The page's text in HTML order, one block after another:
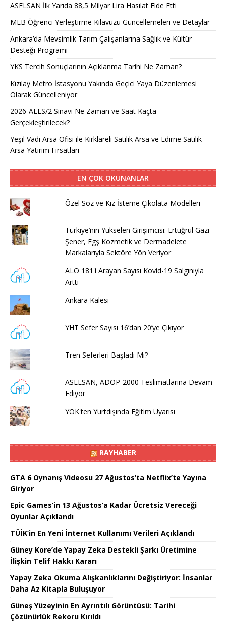
ASELSAN İlk Yarıda 88,5 Milyar Lira Hasılat Elde Etti
MEB Öğrenci Yerleştirme Kılavuzu Güncellemeleri ve Detaylar
Ankara’da Mevsimlik Tarım Çalışanlarına Sağlık ve Kültür
Desteği Programı
YKS Tercih Sonuçlarının Açıklanma Tarihi Ne Zaman?
Kızılay Metro İstasyonu Yakında Geçici Yaya Düzenlemesi
Olarak Güncelleniyor
2026-ALES/2 Sınavı Ne Zaman ve Saat Kaçta
Gerçekleştirilecek?
Yeşil Vadi Arsa Ofisi ile Kırklareli Satılık Arsa ve Edirne Satılık
Arsa Yatırım Fırsatları
EN ÇOK OKUNANLAR
Özel Söz ve Kız İsteme Çikolata Modelleri
Türkiye’nin Yükselen Girişimcisi: Ertuğrul Gazi
Şener, Egş Kozmetik ve Dermadelete
Markalarıyla Sektöre Yön Veriyor
ALO 181'i Arayan Sayısı Kovid-19 Salgınıyla
Arttı
Ankara Kalesi
YHT Sefer Sayısı 16’dan 20’ye Çıkıyor
Tren Seferleri Başladı Mı?
ASELSAN, ADOP-2000 Teslimatlarına Devam
Ediyor
YÖK'ten Yurtdışında Eğitim Uyarısı
RAYHABER
GTA 6 Oynanış Videosu 27 Ağustos’ta Netflix’te Yayına
Giriyor
Epic Games’in 13 Ağustos’a Kadar Ücretsiz Vereceği
Oyunlar Açıklandı
TÜİK’in En Yeni İnternet Kullanımı Verileri Açıklandı
Güney Kore’de Yapay Zeka Destekli Şarkı Üretimine
İlişkin Telif Hakkı Kararı
Yapay Zeka Okuma Alışkanlıklarını Değiştiriyor: İnsanlar
Daha Az Kitapla Buluşuyor
Güneş Yüzeyinin En Ayrıntılı Görüntüsü: Tarihi
Çözünürlük Rekoru Kırıldı